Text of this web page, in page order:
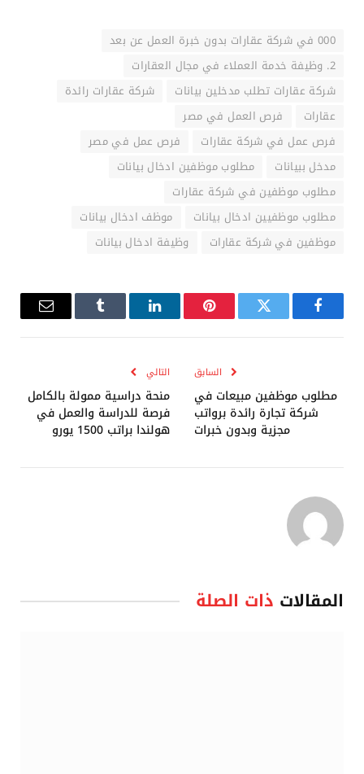
000 في شركة عقارات بدون خبرة العمل عن بعد
2. وظيفة خدمة العملاء في مجال العقارات
شركة عقارات تطلب مدخلين بيانات
شركة عقارات رائدة
عقارات
فرص العمل في مصر
فرص عمل في شركة عقارات
فرص عمل في مصر
مدخل ببيانات
مطلوب موظفين ادخال بيانات
مطلوب موظفين في شركة عقارات
مطلوب موظفيين ادخال بيانات
موظف ادخال بيانات
موظفين في شركة عقارات
وظيفة ادخال بيانات
فيسبوك تويتر بينتيريستلينكدإن Tumblr
البريد
السابق
مطلوب موظفين مبيعات في
شركة تجارة رائدة برواتب
مجزية وبدون خبرات
التالي
منحة دراسية ممولة بالكامل
فرصة للدراسة والعمل في
هولندا براتب 1500 يورو
المقالات ذات الصلة